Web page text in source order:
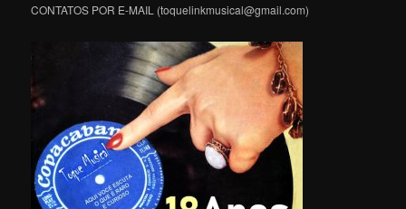
CONTATOS POR E-MAIL (toquelinkmusical@gmail.com)